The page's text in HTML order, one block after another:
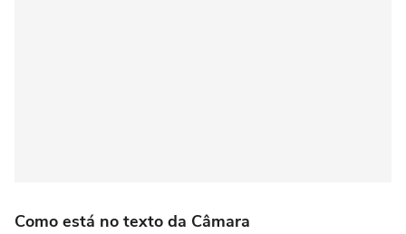
Como está no texto da Câmara